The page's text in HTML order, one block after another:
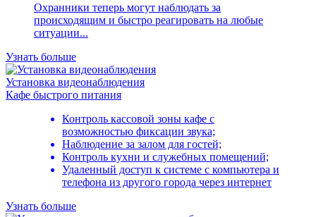
Охранники теперь могут наблюдать за
происходящим и быстро реагировать на любые
ситуации...
Узнать больше
Установка видеонаблюдения
Кафе быстрого питания
Контроль кассовой зоны кафе с
возможностью фиксации звука;
Наблюдение за залом для гостей;
Контроль кухни и служебных помещений;
Удаленный доступ к системе с компьютера и
телефона из другого города через интернет
Узнать больше